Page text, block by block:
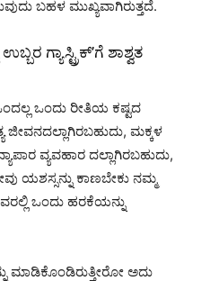
ಬಹಳ ಮುಖ್ಯವಾಗಿರುತ್ತದೆ.
ಗ್ಯಾಸ್ಟ್ರಿಕ್’ಗೆ ಶಾಶ್ವತ
ಒಂದು ರೀತಿಯ ಕಷ್ಟದ
ಜೀವನದಲ್ಲಾಗಿರಬಹುದು, ಮಕ್ಕಳ
ವ್ಯವಹಾರ ದಲ್ಲಾಗಿರಬಹುದು,
ಯಶಸ್ಸನ್ನು ಕಾಣಬೇಕು ನಮ್ಮ
ಒಂದು ಹರಕೆಯನ್ನು
ಅದು